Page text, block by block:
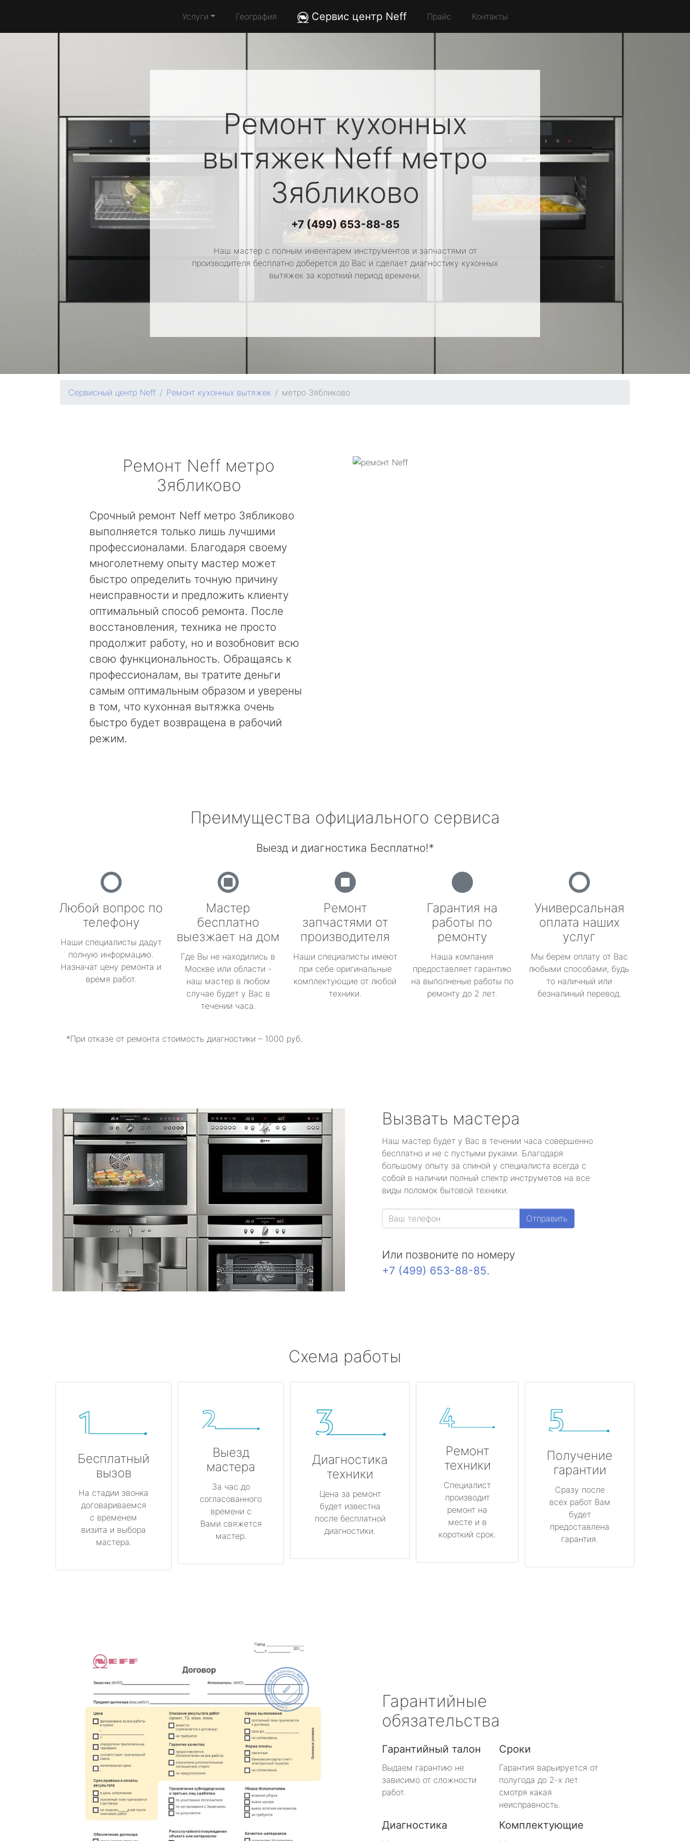
Услуги География Сервис центр Neff Прайс Контакты
Ремонт кухонных
вытяжекNeffметро
Зябликово
+7 (499) 653-88-85
Наш мастер с полным инвентарем инструментов и запчастями от
производителя бесплатно доберется до Вас и сделает диагностику кухонных
вытяжек за короткий период времени.
Сервисный центр Neff Ремонт кухонных вытяжек метро Зябликово
Ремонт Neff метро
Зябликово
Срочный ремонт Neff метро Зябликово
выполняется только лишь лучшими
профессионалами. Благодаря своему
многолетнему опыту мастер может
быстро определить точную причину
неисправности и предложить клиенту
оптимальный способ ремонта. После
восстановления, техника не просто
продолжит работу, но и возобновит всю
свою функциональность. Обращаясь к
профессионалам, вы тратите деньги
самым оптимальным образом и уверены
в том, что кухонная вытяжка очень
быстро будет возвращена в рабочий
режим.
Преимущества официального сервиса
Выезд и диагностика Бесплатно!*
Любой вопрос по
телефону
Наши специалисты дадут
полную информацию.
Назначат цену ремонта и
время работ.
Мастер
бесплатно
выезжает на дом
Где Вы не находились в
Москве или области -
наш мастер в любом
случае будет у Вас в
течении часа.
Ремонт
запчастями от
производителя
Наши специалисты имеют
при себе оригинальные
комплектующие от любой
техники.
Гарантия на
работы по
ремонту
Наша компания
предоставляет гарантию
на выполненые работы по
ремонту до 2 лет.
Универсальная
оплата наших
услуг
Мы берем оплату от Вас
любыми способами, будь
то наличный или
безналиный перевод.
*При отказе от ремонта стоимость диагностики – 1000 руб.
Вызвать мастера
Наш мастер будет у Вас в течении часа совершенно
бесплатно и не с пустыми руками. Благодаря
большому опыту за спиной у специалиста всегда с
собой в наличии полный спектр инструметов на все
виды поломок бытовой техники.
Отправить
Или позвоните по номеру
+7 (499) 653-88-85.
Схема работы
Бесплатный
вызов
На стадии звонка
договариваемся
с временем
визита и выбора
мастера.
Выезд
мастера
За час до
согласованного
времени с
Вами свяжется
мастер.
Диагностика
техники
Цена за ремонт
будет известна
после бесплатной
диагностики.
Ремонт
техники
Специалист
производит
ремонт на
месте и в
короткий срок.
Получение
гарантии
Сразу после
всех работ Вам
будет
предоставлена
гарантия.
Гарантийные
обязательства
Гарантийный талон
Выдаем гарантию не
зависимо от сложности
работ.
Сроки
Гарантия варьируется от
полугода до 2-х лет
смотря какая
неисправность.
Диагностика Комплектующие